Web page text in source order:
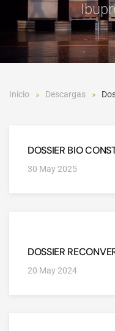
Inicio Descargas
DOSSIER BIO
30 May 2025
DOSSIER
20 May 2024